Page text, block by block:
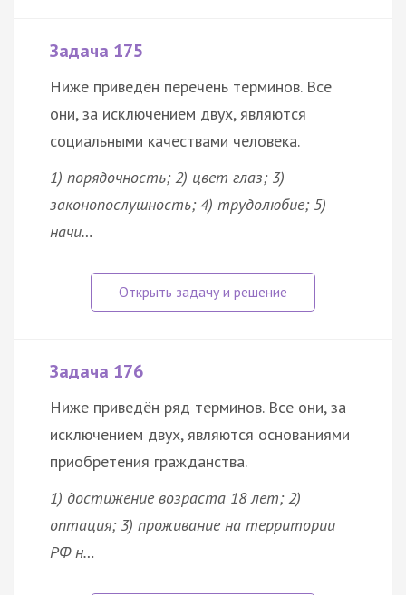
Задача 175
Ниже приведён перечень терминов. Все
они, за исключением двух, являются
социальными качествами человека.
1) порядочность; 2) цвет глаз; 3)
законопослушность; 4) трудолюбие; 5)
начи…
Задача 176
Ниже приведён ряд терминов. Все они, за
исключением двух, являются основаниями
приобретения гражданства.
1) достижение возраста 18 лет; 2)
оптация; 3) проживание на территории
РФ н…